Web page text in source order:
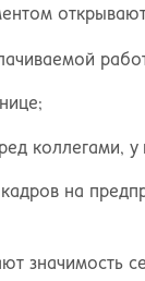
коллегами,
на
значимость